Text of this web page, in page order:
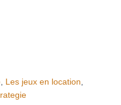
Les jeux en location